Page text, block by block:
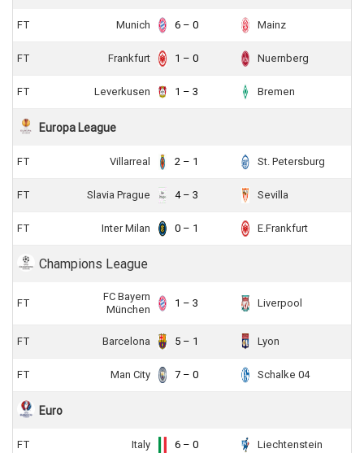
FT Munich 6 – 0 Mainz
FT Frankfurt 1 – 0 Nuernberg
FT Leverkusen 1 – 3 Bremen
Europa League
FT Villarreal 2 – 1 St. Petersburg
FT Slavia Prague 4 – 3 Sevilla
FT Inter Milan 0 – 1 E.Frankfurt
Champions League
FT
FC Bayern
München
1 – 3 Liverpool
FT Barcelona 5 – 1 Lyon
FT Man City 7 – 0 Schalke 04
Euro
FT Italy 6 – 0 Liechtenstein